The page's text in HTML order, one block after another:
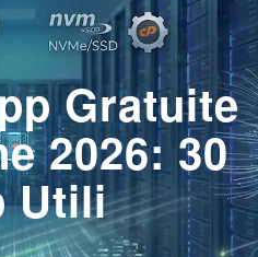
Gratuite
2026: 30
Utili